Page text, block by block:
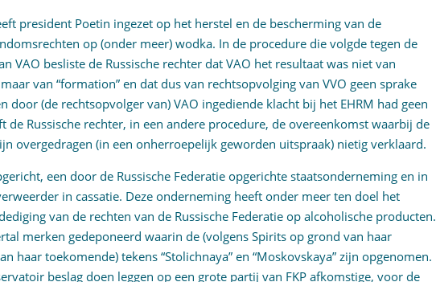
president Poetin ingezet op het herstel en de bescherming van de
op (onder meer) wodka. In de procedure die volgde tegen de
VAO besliste de Russische rechter dat VAO het resultaat was niet van
van “formation” en dat dus van rechtsopvolging van VVO geen sprake
door (de rechtsopvolger van) VAO ingediende klacht bij het EHRM had geen
de Russische rechter, in een andere procedure, de overeenkomst waarbij de
overgedragen (in een onherroepelijk geworden uitspraak) nietig verklaard.
een door de Russische Federatie opgerichte staatsonderneming en in
in cassatie. Deze onderneming heeft onder meer ten doel het
van de rechten van de Russische Federatie op alcoholische producten.
merken gedeponeerd waarin de (volgens Spirits op grond van haar
haar toekomende) tekens “Stolichnaya” en “Moskovskaya” zijn opgenomen.
beslag doen leggen op een grote partij van FKP afkomstige, voor de